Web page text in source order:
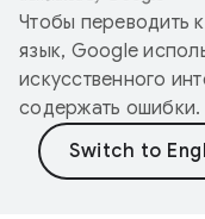
Чтобы переводить
язык, Google
искусственного
содержать ошибки.